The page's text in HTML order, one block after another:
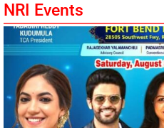
NRI Events